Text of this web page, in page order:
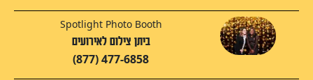
Spotlight Photo Booth
ביתן צילום לאירועים
(877) 477-6858